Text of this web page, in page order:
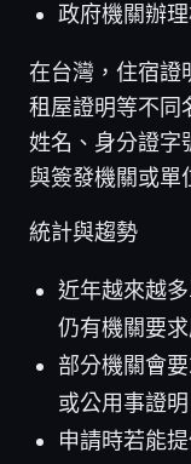
政府機關辦
在台灣，住宿證
租屋證明等不同
姓名、身分證字
與簽發機關或單
統計與趨勢
近年越來越
仍有機關要
部分機關會
或公用事證
申請時若能